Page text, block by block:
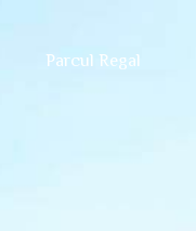
Parcul Regal